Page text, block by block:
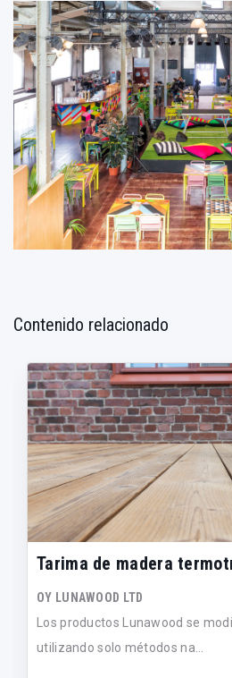
Contenido relacionado
Tarima de madera
OY LUNAWOOD LTD
Los productos Lunawood se
utilizando solo métodos na...